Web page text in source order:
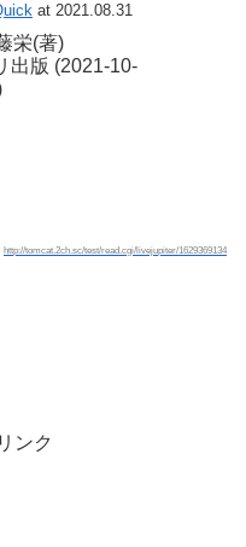
at 2021.08.31
栄(著)
出版 (2021-10-
http://tomcat.2ch.sc/test/read.cgi/livejupiter/1629369134
ンク